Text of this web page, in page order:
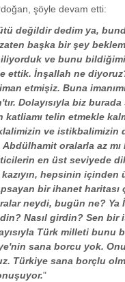
şöyle devam etti:
değildir dedim ya,
başka bir şey
ve bunu
ettik. İnşallah ne
etmişiz. Buna
Dolayısıyla biz burada
katliamı telin etmekle
ve istikbalimizin
oralarla az mı
en üst seviyede
kazıyın, hepsinin içinden
bir ihanet haritası
neydi, bugün ne? Ya
Nasıl girdin? Sen bir
Türk milleti bunu
sana borcu yok.
Türkiye sana borçlu
"